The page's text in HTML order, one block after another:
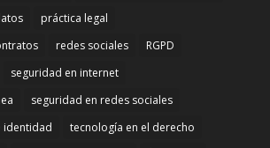
práctica legal
redes sociales
RGPD
seguridad en internet
seguridad en redes sociales
identidad
tecnología en el derecho